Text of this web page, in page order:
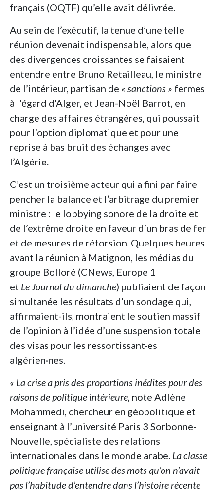
français (OQTF) qu’elle avait délivrée.
Au sein de l’exécutif, la tenue d’une telle
réunion devenait indispensable, alors que
des divergences croissantes se faisaient
entendre entre Bruno Retailleau, le ministre
de l’intérieur, partisan de « sanctions » fermes
à l’égard d’Alger, et Jean-Noël Barrot, en
charge des affaires étrangères, qui poussait
pour l’option diplomatique et pour une
reprise à bas bruit des échanges avec
l’Algérie.
C’est un troisième acteur qui a fini par faire
pencher la balance et l’arbitrage du premier
ministre : le lobbying sonore de la droite et
de l’extrême droite en faveur d’un bras de fer
et de mesures de rétorsion. Quelques heures
avant la réunion à Matignon, les médias du
groupe Bolloré (CNews, Europe 1
et LeJournal du dimanche) publiaient de façon
simultanée les résultats d’un sondage qui,
affirmaient-ils, montraient le soutien massif
de l’opinion à l’idée d’une suspension totale
des visas pour les ressortissant·es
algérien·nes.
« La crise a pris des proportions inédites pour des
raisons de politique intérieure, note Adlène
Mohammedi, chercheur en géopolitique et
enseignant à l’université Paris 3 Sorbonne-
Nouvelle, spécialiste des relations
internationales dans le monde arabe. La classe
politique française utilise des mots qu’on n’avait
pas l’habitude d’entendre dans l’histoire récente